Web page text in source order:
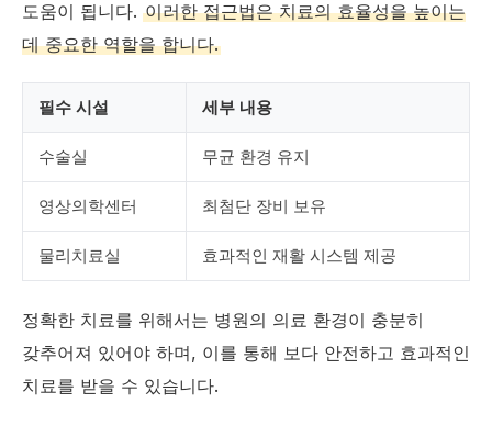
도움이 됩니다. 이러한 접근법은 치료의 효율성을 높이는
데 중요한 역할을 합니다.
필수 시설 세부 내용
수술실 무균 환경 유지
영상의학센터 최첨단 장비 보유
물리치료실 효과적인 재활 시스템 제공
정확한 치료를 위해서는 병원의 의료 환경이 충분히
갖추어져 있어야 하며, 이를 통해 보다 안전하고 효과적인
치료를 받을 수 있습니다.